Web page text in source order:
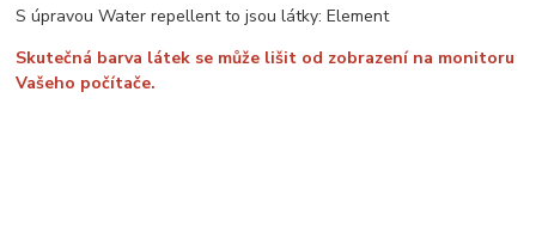
S úpravou Water repellent to jsou látky: Element
Skutečná barva látek se může lišit od zobrazení na monitoru
Vašeho počítače.